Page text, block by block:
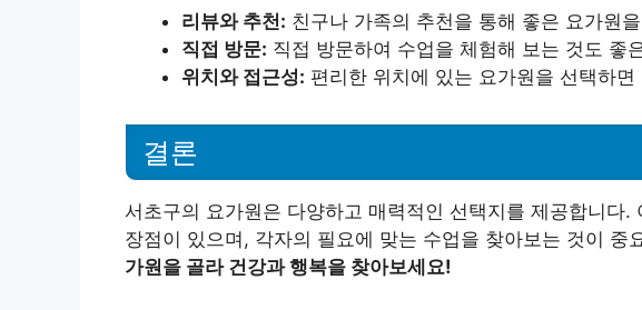
리뷰와 추천: 친구나 가족의 추천을 통해 좋은 요가원
직접 방문: 직접 방문하여 수업을 체험해 보는 것도 좋
위치와 접근성: 편리한 위치에 있는 요가원을 선택하
결론
서초구의 요가원은 다양하고 매력적인 선택지를 제공합니다.
장점이 있으며, 각자의 필요에 맞는 수업을 찾아보는 것이 중
가원을 골라 건강과 행복을 찾아보세요!